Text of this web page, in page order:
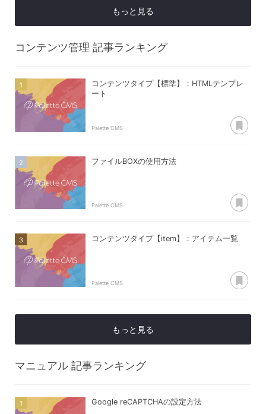
もっと見る
コンテンツ管理 記事ランキング
コンテンツタイプ【標準】：HTMLテンプレ
ート
Palette CMS
ファイルBOXの使用方法
Palette CMS
コンテンツタイプ【item】：アイテム一覧
Palette CMS
もっと見る
マニュアル 記事ランキング
Google reCAPTCHAの設定方法